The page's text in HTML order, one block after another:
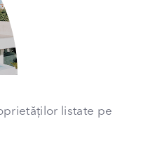
listate pe